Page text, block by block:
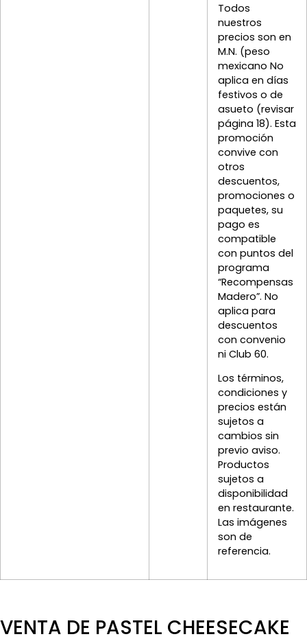
Todos
nuestros
precios son en
M.N. (peso
mexicano No
aplica en días
festivos o de
asueto (revisar
página 18). Esta
promoción
convive con
otros
descuentos,
promociones o
paquetes, su
pago es
compatible
con puntos del
programa
“Recompensas
Madero”. No
aplica para
descuentos
con convenio
ni Club 60.
Los términos,
condiciones y
precios están
sujetos a
cambios sin
previo aviso.
Productos
sujetos a
disponibilidad
en restaurante.
Las imágenes
son de
referencia.
VENTA DE PASTEL CHEESECAKE